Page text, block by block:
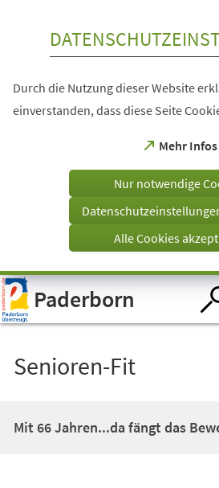
Visuelle
Assistenzsoftware
öffnen.
Durch die Nutzung dieser Website
einverstanden, dass diese Seite
Mehr Infos
(Öffnet
einem
Tab)
Nur notwendige
Alle Cookies
Paderborn
Senioren-Fit
Mit 66 Jahren...da fängt das